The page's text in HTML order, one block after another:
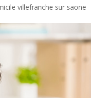
villefranche sur saone